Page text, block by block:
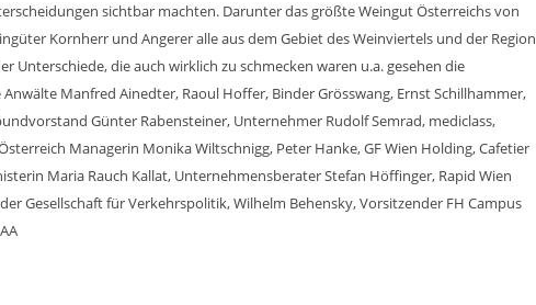
sichtbar machten. Darunter das größte Weingut Österreichs von
Kornherr und Angerer alle aus dem Gebiet des Weinviertels und der Region
Unterschiede, die auch wirklich zu schmecken waren u.a. gesehen die
Manfred Ainedter, Raoul Hoffer, Binder Grösswang, Ernst Schillhammer,
Günter Rabensteiner, Unternehmer Rudolf Semrad, mediclass,
Managerin Monika Wiltschnigg, Peter Hanke, GF Wien Holding, Cafetier
Maria Rauch Kallat, Unternehmensberater Stefan Höffinger, Rapid Wien
Gesellschaft für Verkehrspolitik, Wilhelm Behensky, Vorsitzender FH Campus